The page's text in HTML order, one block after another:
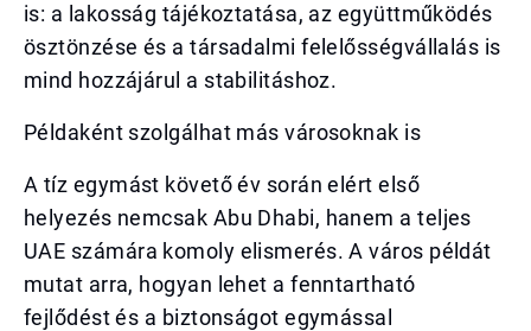
is: a lakosság tájékoztatása, az együttműködés
ösztönzése és a társadalmi felelősségvállalás is
mind hozzájárul a stabilitáshoz.
Példaként szolgálhat más városoknak is
A tíz egymást követő év során elért első
helyezés nemcsak Abu Dhabi, hanem a teljes
UAE számára komoly elismerés. A város példát
mutat arra, hogyan lehet a fenntartható
fejlődést és a biztonságot egymással